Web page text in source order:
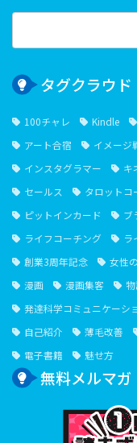
検
タグクラウド
100チャレ Kindle
アート合宿
イメージ
インスタグラマー
キ
セールス
タロットコ
ピットインカード
ブ
ライフコーチング
ラ
創業3周年記念
女性
漫画
漫画集客
発達科学コミュニケーシ
自己紹介
薄毛改善
電子書籍
魅せ方
無料メルマガ